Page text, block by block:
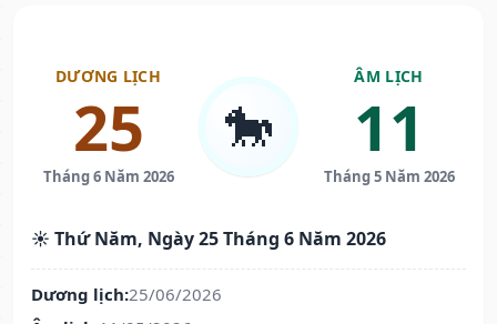
DƯƠNG LỊCH
25
Tháng 6 Năm 2026
🐎
ÂM LỊCH
11
Tháng 5 Năm 2026
☀️ Thứ Năm, Ngày 25 Tháng 6 Năm 2026
Dương lịch:25/06/2026